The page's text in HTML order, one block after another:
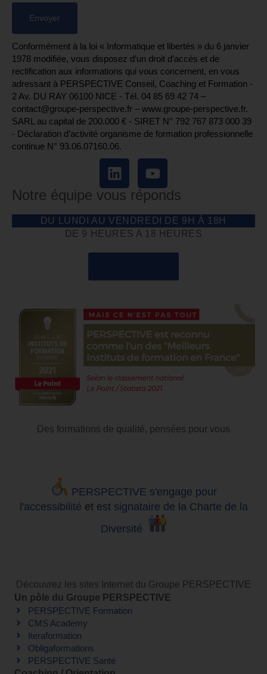
Conformément à la loi « Informatique et libertés » du 6 janvier
1978 modifiée, vous disposez d’un droit d’accès et de
rectification aux informations qui vous concernent, en vous
adressant à PERSPECTIVE Conseil, Coaching et Formation -
2 Av. DU RAY 06100 NICE - Tél. 04 85 69 42 74⁩ –
contact@groupe-perspective.fr – www.groupe-perspective.fr.
SARL au capital de 200.000 € - SIRET N° 792 767 873 000 39
- Déclaration d’activité organisme de formation professionnelle
continue N° 93.06.07160.06.
Notre équipe vous réponds
DU LUNDI AU VENDREDI DE 9H À 18H
DE 9 HEURES A 18 HEURES
Des formations de qualité, pensées pour vous
PERSPECTIVE s'engage pour
l'accessibilité et est signataire de la Charte de la
Diversité
Découvrez les sites Internet du Groupe PERSPECTIVE
Un pôle du Groupe PERSPECTIVE
PERSPECTIVE Formation
CMS Academy
Iteraformation
Obligaformations
PERSPECTIVE Santé